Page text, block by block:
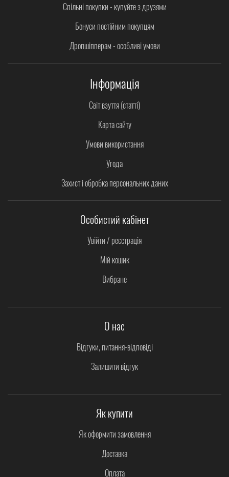
Спільні покупки - купуйте з друзями
Бонуси постійним покупцям
Дропшіпперам - особливі умови
Інформація
Світ взуття (статті)
Карта сайту
Умови використання
Угода
Захист і обробка персональних даних
Особистий кабінет
Увійти / реєстрація
Мій кошик
Вибране
О нас
Відгуки, питання-відповіді
Залишити відгук
Як купити
Як оформити замовлення
Доставка
Оплата